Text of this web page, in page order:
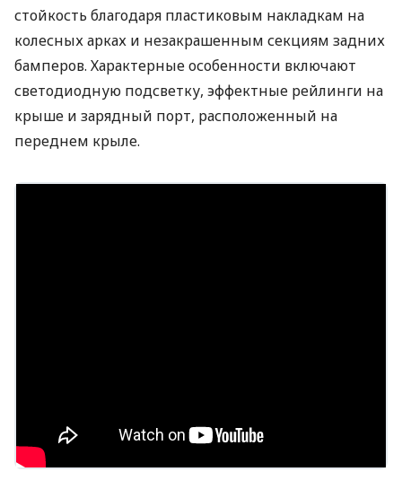
стойкость благодаря пластиковым накладкам на
колесных арках и незакрашенным секциям задних
бамперов. Характерные особенности включают
светодиодную подсветку, эффектные рейлинги на
крыше и зарядный порт, расположенный на
переднем крыле.